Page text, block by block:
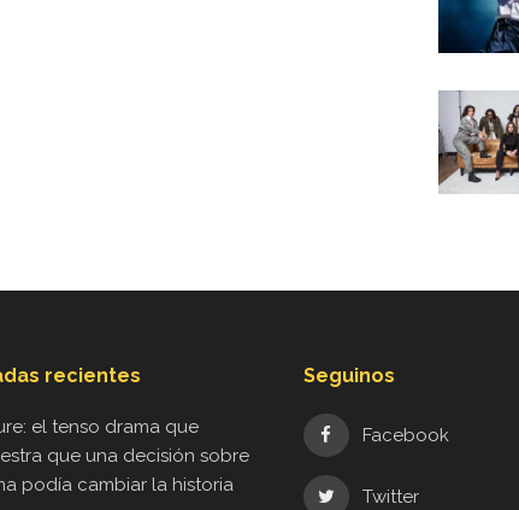
recientes
el tenso drama que
que una decisión sobre
podía cambiar la historia
Seguinos
Facebook
Twitter